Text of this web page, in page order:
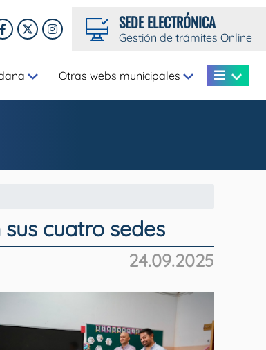
SEDE ELECTRÓNICA
Gestión de trámites Online
Otras webs municipales
cuatro sedes
24.09.2025